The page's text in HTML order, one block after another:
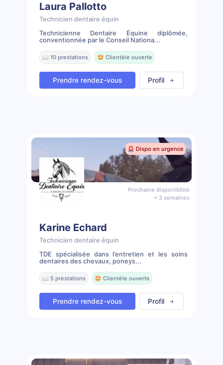
Laura Pallotto
Technicien dentaire équin
Technicienne Dentaire Équine diplômée,
conventionnée par le Conseil Nationa...
📖 10 prestations 🤩 Clientèle ouverte
Prendre rendez-vous Profil
🚨 Dispo en urgence
Prochaine disponibilité
< 3 semaines
Karine Echard
Technicien dentaire équin
TDE spécialisée dans l’entretien et les soins
dentaires des chevaux, poneys...
📖 5 prestations 🤩 Clientèle ouverte
Prendre rendez-vous Profil